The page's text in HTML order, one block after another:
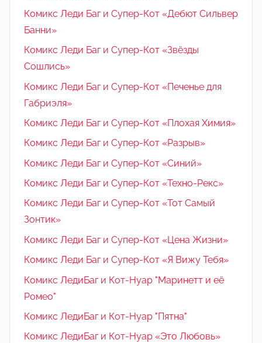
Комикс Леди Баг и Супер-Кот «Дебют Сильвер
Банни»
Комикс Леди Баг и Супер-Кот «Звёзды
Сошлись»
Комикс Леди Баг и Супер-Кот «Печенье для
Габриэля»
Комикс Леди Баг и Супер-Кот «Плохая Химия»
Комикс Леди Баг и Супер-Кот «Разрыв»
Комикс Леди Баг и Супер-Кот «Синий»
Комикс Леди Баг и Супер-Кот «Техно-Рекс»
Комикс Леди Баг и Супер-Кот «Тот Самый
Зонтик»
Комикс Леди Баг и Супер-Кот «Цена Жизни»
Комикс Леди Баг и Супер-Кот «Я Вижу Тебя»
Комикс ЛедиБаг и Кот-Нуар "Маринетт и её
Ромео"
Комикс ЛедиБаг и Кот-Нуар "Пятна"
Комикс ЛедиБаг и Кот-Нуар «Это Любовь»